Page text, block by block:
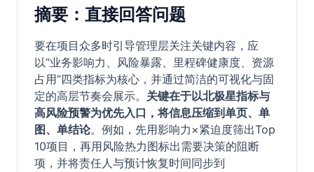
摘要：直接回答问题
要在项目众多时引导管理层关注关键内容，应
以“业务影响力、风险暴露、里程碑健康度、资源
占用”四类指标为核心，并通过简洁的可视化与固
定的高层节奏会展示。 关键在于以北极星指标与
高风险预警为优先入口，将信息压缩到单页、单
图、单结论。例如，先用影响力×紧迫度筛出Top
10项目，再用风险热力图标出需要决策的阻断
项，并将责任人与预计恢复时间同步到